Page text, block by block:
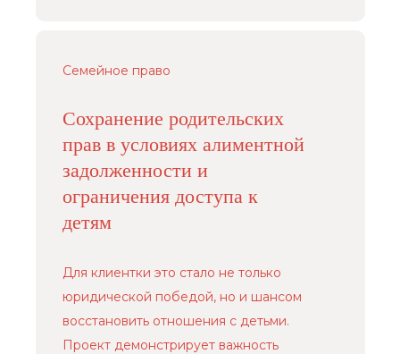
Семейное право
Сохранение родительских
прав в условиях алиментной
задолженности и
ограничения доступа к
детям
Для клиентки это стало не только
юридической победой, но и шансом
восстановить отношения с детьми.
Проект демонстрирует важность